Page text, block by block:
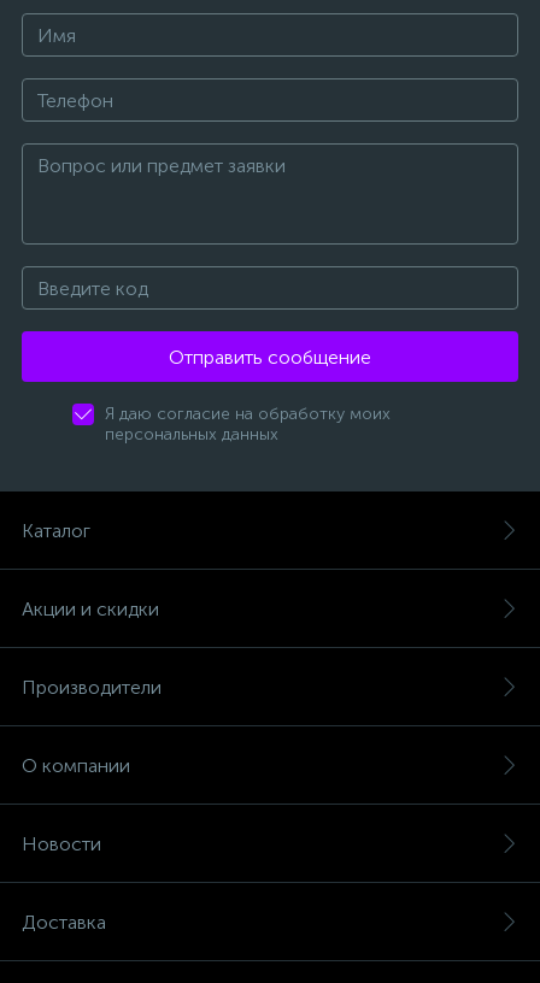
Отправить сообщение
Я даю согласие на обработку моих
персональных данных
Каталог
Акции и скидки
Производители
О компании
Новости
Доставка